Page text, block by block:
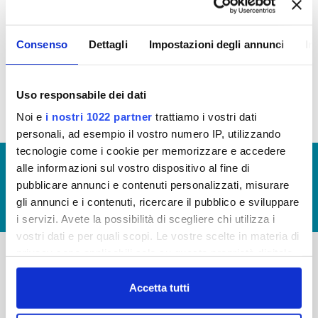
Consenso Dettagli Impostazioni degli annunci
Uso responsabile dei dati
Noi e i nostri 1022 partner trattiamo i vostri dati
personali, ad esempio il vostro numero IP, utilizzando
tecnologie come i cookie per memorizzare e accedere
alle informazioni sul vostro dispositivo al fine di
pubblicare annunci e contenuti personalizzati, misurare
gli annunci e i contenuti, ricercare il pubblico e sviluppare
i servizi. Avete la possibilità di scegliere chi utilizza i
vostri dati e per quali scopi. Le vostre scelte in materia di
in cui avete effettuato le vostre scelte. È possibile
modificare o revocare il proprio consenso in qualsiasi
momento dalla Dichiarazione sui cookie o facendo clic
Accetta tutti
società partecipate non soggette al controllo di
amministrazioni pubbliche, ex art. 2 bis, comma 3
© Copyright 2017 - 2026
GLOSSARIO
GIUDICA IL SERVIZIO
LAVORA CON NOI
FAQ